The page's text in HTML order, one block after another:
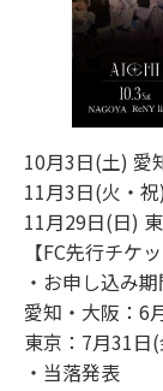
10月3日(土) 愛
11月3日(火・
11月29日(日)
【FC先行チケ
・お申し込み
愛知・大阪：6
東京：7月31日
・当落発表